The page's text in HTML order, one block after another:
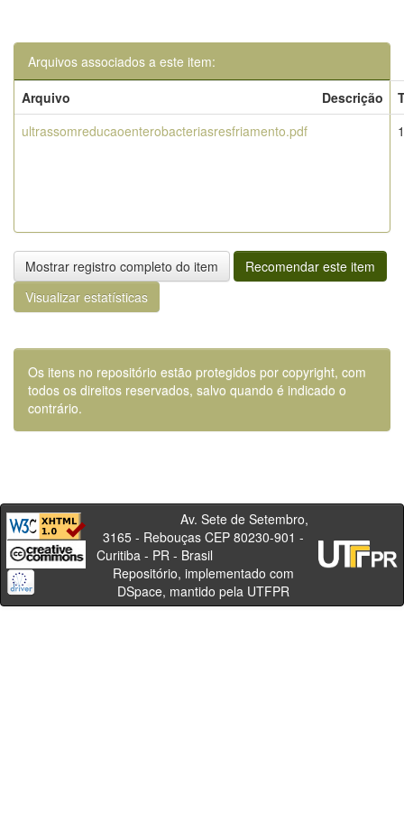
Arquivos associados a este item:
Arquivo
Descrição
ultrassomreducaoenterobacteriasresfriamento.pdf
Mostrar registro completo do item
Recomendar este item
Visualizar estatísticas
Os itens no repositório estão protegidos por copyright, com
todos os direitos reservados, salvo quando é indicado o
contrário.
Av. Sete de Setembro,
3165 - Rebouças CEP 80230-901 -
Curitiba - PR - Brasil
Repositório, implementado com
DSpace, mantido pela UTFPR